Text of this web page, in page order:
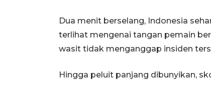
Dua menit berselang, Indonesia
terlihat mengenai tangan pemain
wasit tidak menganggap insiden
Hingga peluit panjang dibunyikan,